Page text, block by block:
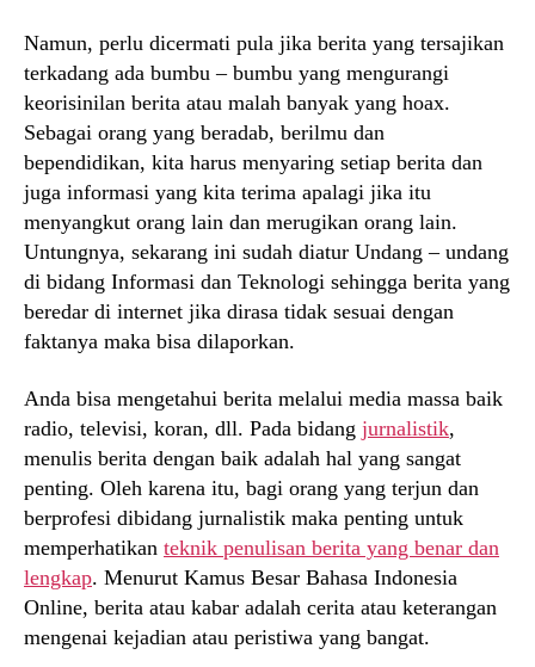
Namun, perlu dicermati pula jika berita yang tersajikan
terkadang ada bumbu – bumbu yang mengurangi
keorisinilan berita atau malah banyak yang hoax.
Sebagai orang yang beradab, berilmu dan
bependidikan, kita harus menyaring setiap berita dan
juga informasi yang kita terima apalagi jika itu
menyangkut orang lain dan merugikan orang lain.
Untungnya, sekarang ini sudah diatur Undang – undang
di bidang Informasi dan Teknologi sehingga berita yang
beredar di internet jika dirasa tidak sesuai dengan
faktanya maka bisa dilaporkan.
Anda bisa mengetahui berita melalui media massa baik
radio, televisi, koran, dll. Pada bidang jurnalistik,
menulis berita dengan baik adalah hal yang sangat
penting. Oleh karena itu, bagi orang yang terjun dan
berprofesi dibidang jurnalistik maka penting untuk
memperhatikan teknik penulisan berita yang benar dan
lengkap. Menurut Kamus Besar Bahasa Indonesia
Online, berita atau kabar adalah cerita atau keterangan
mengenai kejadian atau peristiwa yang bangat.